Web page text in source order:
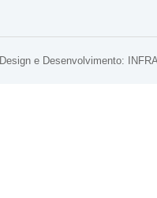
Design e Desenvolvimento: